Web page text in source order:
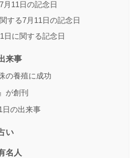
月11日の記念日
する7月11日の記念日
日に関する記念日
来事
の養殖に成功
が創刊
日の出来事
い
名人